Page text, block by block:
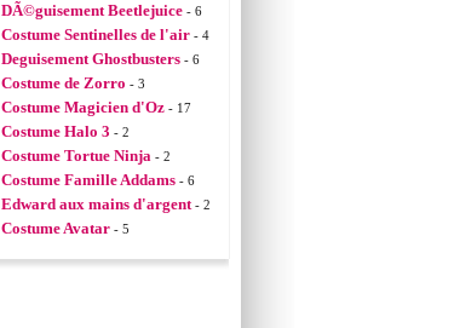
DÃ©guisement Beetlejuice - 6
Costume Sentinelles de l'air - 4
Deguisement Ghostbusters - 6
Costume de Zorro - 3
Costume Magicien d'Oz - 17
Costume Halo 3 - 2
Costume Tortue Ninja - 2
Costume Famille Addams - 6
Edward aux mains d'argent - 2
Costume Avatar - 5